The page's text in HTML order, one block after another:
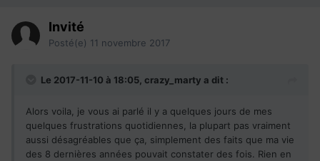
Invité
Posté(e) 11 novembre 2017
Le 2017-11-10 à 18:05, crazy_marty a dit :
Alors voila, je vous ai parlé il y a quelques jours de mes
quelques frustrations quotidiennes, la plupart pas vraiment
aussi désagréables que ça, simplement des faits que ma vie
des 8 dernières années pouvait constater des fois. Rien en